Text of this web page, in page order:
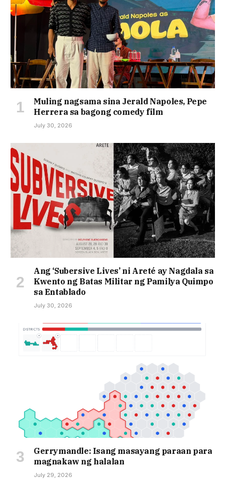
Muling nagsama sina Jerald Napoles, Pepe
Herrera sa bagong comedy film
July 30, 2026
Ang ‘Subersive Lives’ ni Areté ay Nagdala sa
Kwento ng Batas Militar ng Pamilya Quimpo
sa Entablado
July 30, 2026
Gerrymandle: Isang masayang paraan para
magnakaw ng halalan
July 29, 2026